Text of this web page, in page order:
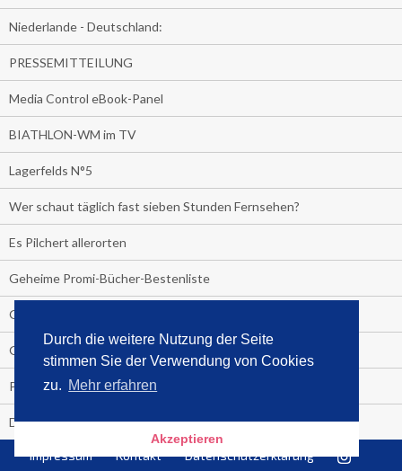
Durch die weitere Nutzung der Seite
stimmen Sie der Verwendung von Cookies
zu. Mehr erfahren
Akzeptieren
Niederlande - Deutschland:
PRESSEMITTEILUNG
Media Control eBook-Panel
BIATHLON-WM im TV
Lagerfelds N°5
Wer schaut täglich fast sieben Stunden Fernsehen?
Es Pilchert allerorten
Geheime Promi-Bücher-Bestenliste
Gratis-E-Book-Aktionen
Gefahr fürs Dschungelcamp!
PRESSEMITTEILUNG
Deutschland im Handball-Fieber
Libri und Media Control verlängern Vertrag langfristig
Impressum Kontakt Datenschutzerklärung